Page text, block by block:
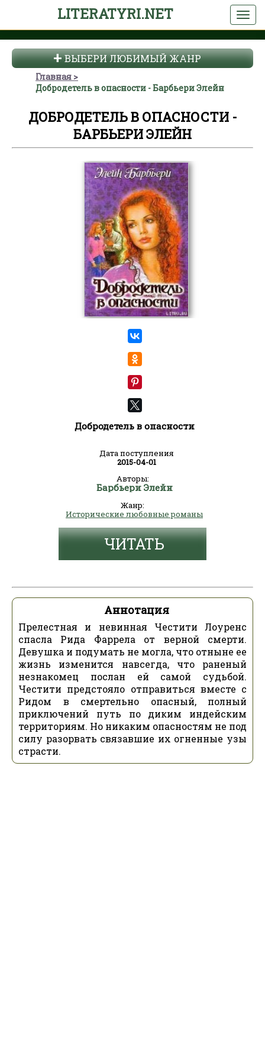
LITERATYRI.NET
ВЫБЕРИ ЛЮБИМЫЙ ЖАНР
Главная
Добродетель в опасности - Барбьери Элейн
ДОБРОДЕТЕЛЬ В ОПАСНОСТИ -
БАРБЬЕРИ ЭЛЕЙН
Добродетель в опасности
Дата поступления
2015-04-01
Авторы:
Барбьери Элейн
Жанр:
Исторические любовные романы
ЧИТАТЬ
Аннотация
Прелестная и невинная Честити Лоуренс
спасла Рида Фаррела от верной смерти.
Девушка и подумать не могла, что отныне ее
жизнь изменится навсегда, что раненый
незнакомец послан ей самой судьбой.
Честити предстояло отправиться вместе с
Ридом в смертельно опасный, полный
приключений путь по диким индейским
территориям. Но никаким опасностям не под
силу разорвать связавшие их огненные узы
страсти.